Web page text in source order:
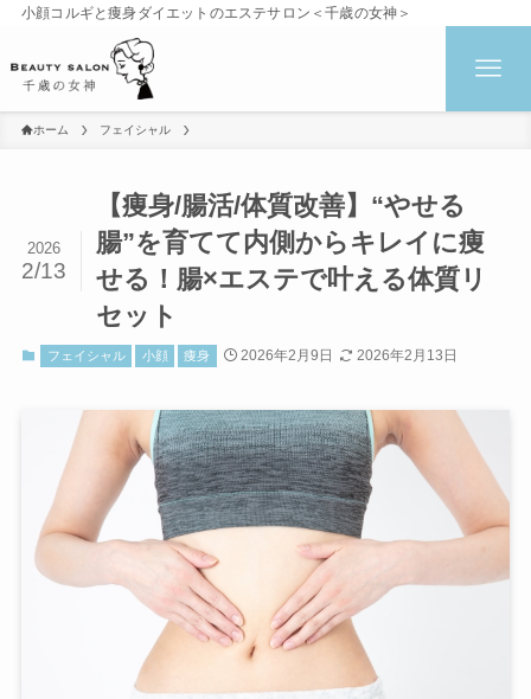
小顔コルギと痩身ダイエットのエステサロン＜千歳の女神＞
ホーム フェイシャル
【痩身/腸活/体質改善】“やせる
腸”を育てて内側からキレイに痩
せる！腸×エステで叶える体質リ
セット
2026
2/13
フェイシャル 小顔 痩身 2026年2月9日 2026年2月13日